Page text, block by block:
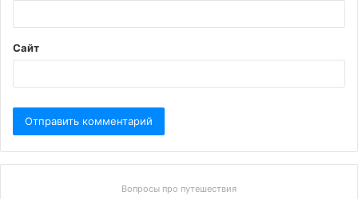
Сайт
Вопросы про путешествия